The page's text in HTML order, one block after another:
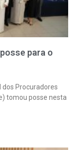
para o
dos Procuradores
tomou posse nesta